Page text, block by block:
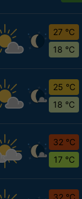
27 °C
18 °C
25 °C
18 °C
32 °C
17 °C
32 °C